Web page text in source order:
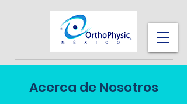
Acerca de Nosotros